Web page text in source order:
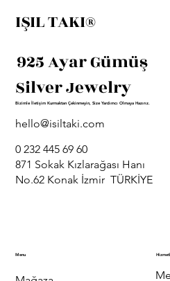
IŞIL TAKI®
925 Ayar Gümüş
Silver Jewelry
Bizimle İletişim Kurmaktan Çekinmeyin, Size Yardımcı Olmaya Hazırız.
hello@isiltaki.com
0 232 445 69 60
871 Sokak Kızlarağası Hanı
No.62 Konak İzmir TÜRKİYE
Menu